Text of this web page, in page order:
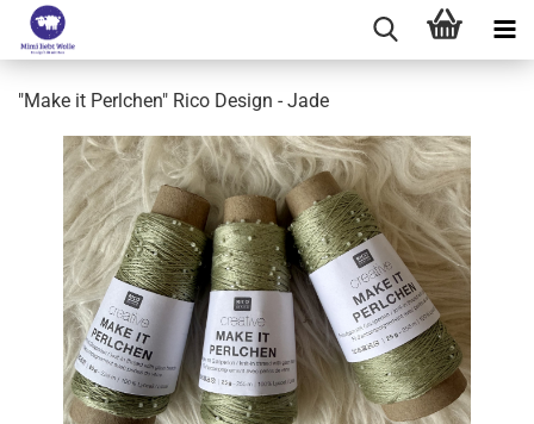
"Make it Perlchen" Rico Design - Jade